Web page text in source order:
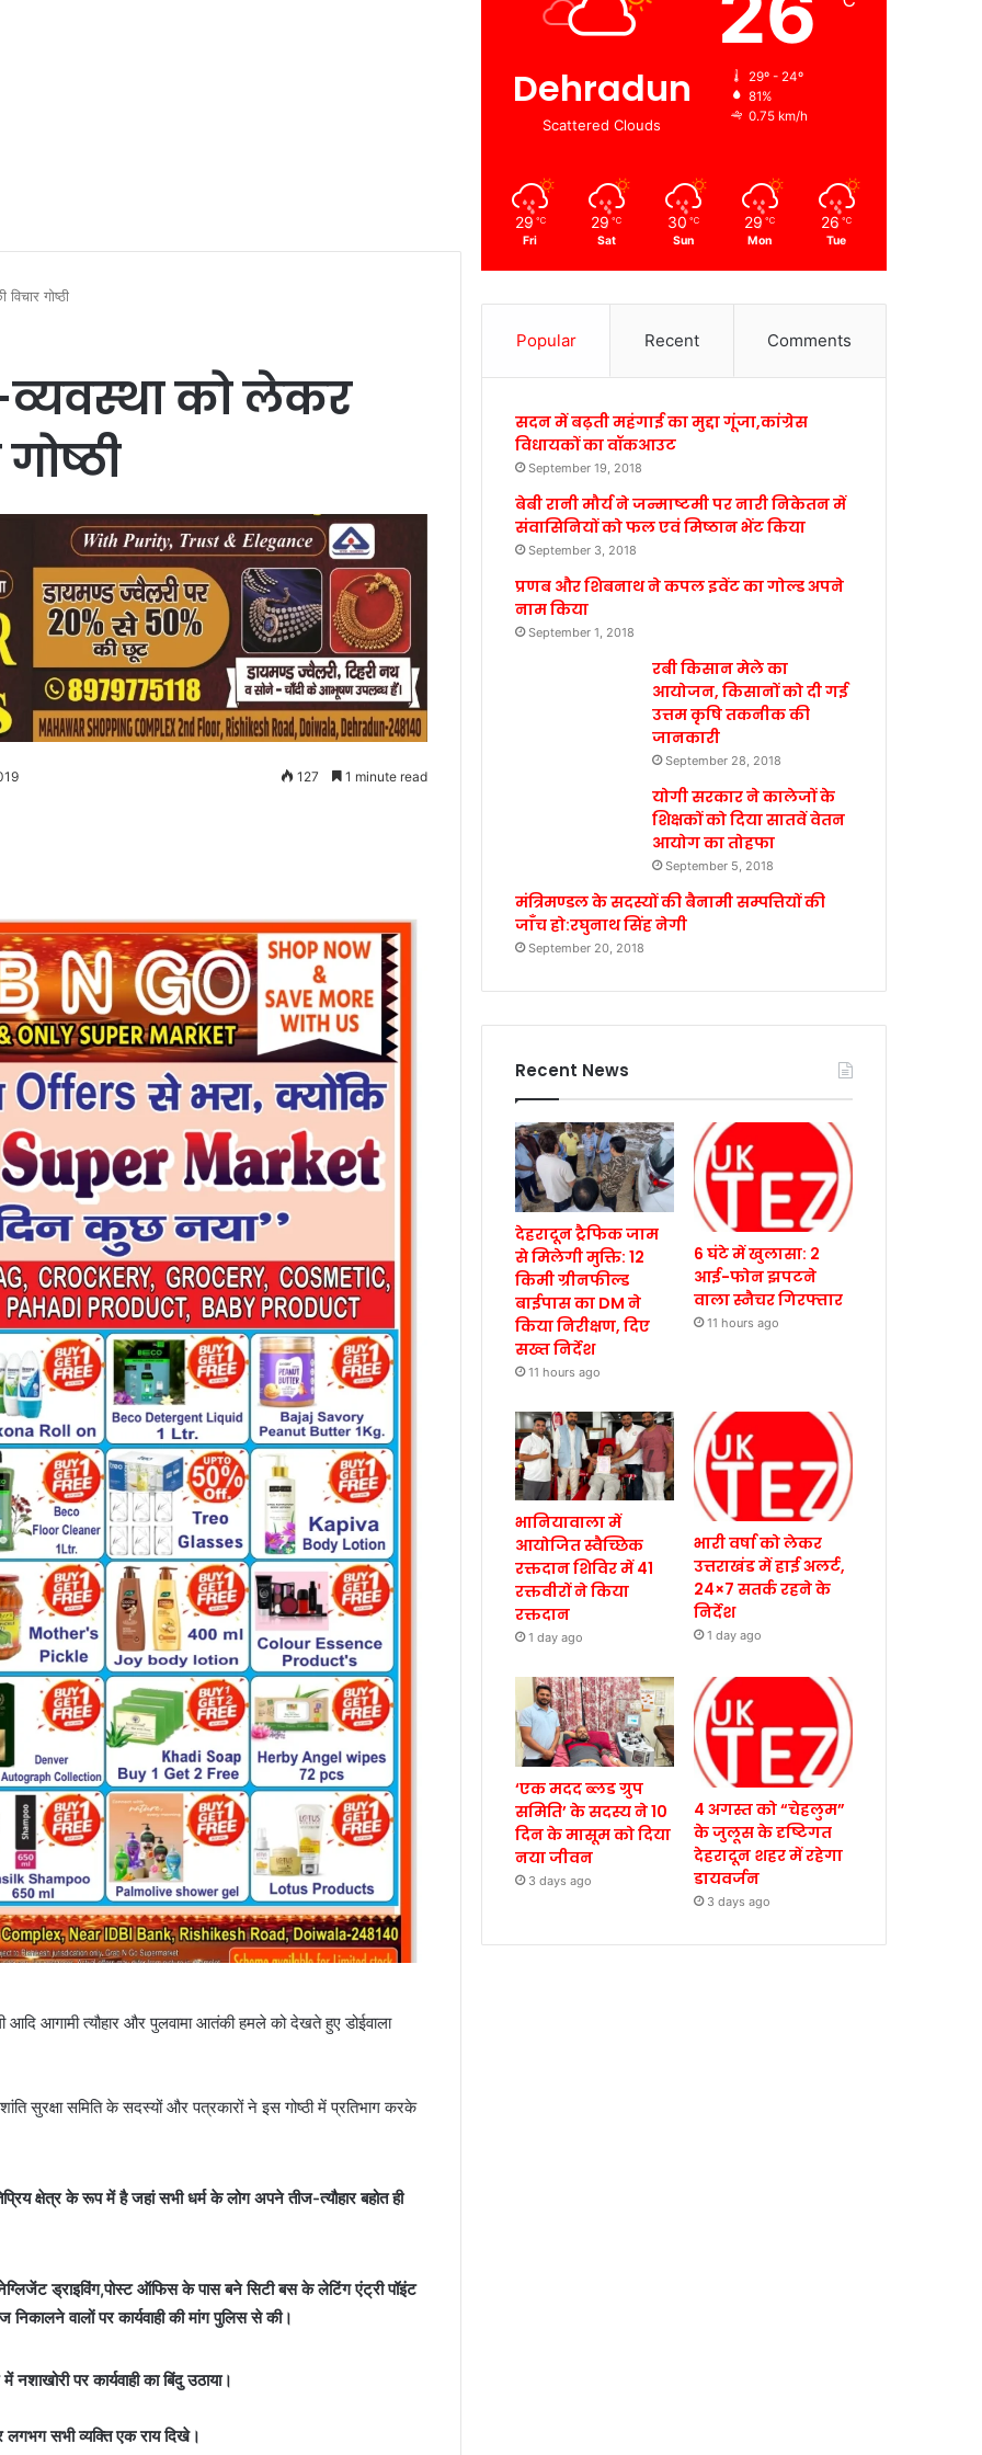
गोष्ठी
को लेकर
127 1 minute read
आगामी त्यौहार और पुलवामा आतंकी हमले को देखते हुए डोईवाला
सुरक्षा समिति के सदस्यों और पत्रकारों ने इस गोष्ठी में प्रतिभाग करके
क्षेत्र के रूप में है जहां सभी धर्म के लोग अपने तीज-त्यौहार बहोत ही
ड्राइविंग,पोस्ट ऑफिस के पास बने सिटी बस के लेटिंग एंट्री पॉइंट
वालों पर कार्यवाही की मांग पुलिस से की।
पर कार्यवाही का बिंदु उठाया।
लगभग सभी व्यक्ति एक राय दिखे।
Dehradun
Scattered Clouds
29º - 24º
81%
0.75 km/h
29 ℃
Fri
29 ℃
Sat
30 ℃
Sun
29 ℃
Mon
26 ℃
Tue
Popular Recent Comments
सदन में बढ़ती महंगाई का मुद्दा गूंजा,कांग्रेस
विधायकों का वॉकआउट
September 19, 2018
बेबी रानी मौर्य ने जन्माष्टमी पर नारी निकेतन में
संवासिनियों को फल एवं मिष्ठान भेंट किया
September 3, 2018
प्रणब और शिबनाथ ने कपल इवेंट का गोल्ड अपने
नाम किया
September 1, 2018
रबी किसान मेले का
आयोजन, किसानों को दी गई
उत्तम कृषि तकनीक की
जानकारी
September 28, 2018
योगी सरकार ने कालेजों के
शिक्षकों को दिया सातवें वेतन
आयोग का तोहफा
September 5, 2018
मंत्रिमण्डल के सदस्यों की बैनामी सम्पत्तियों की
जाँच हो:रघुनाथ सिंह नेगी
September 20, 2018
Recent News
देहरादून ट्रैफिक जाम
से मिलेगी मुक्ति: 12
किमी ग्रीनफील्ड
बाईपास का DM ने
किया निरीक्षण, दिए
सख्त निर्देश
11 hours ago
6 घंटे में खुलासा: 2
आई-फोन झपटने
वाला स्नैचर गिरफ्तार
11 hours ago
भानियावाला में
आयोजित स्वैच्छिक
रक्तदान शिविर में 41
रक्तवीरों ने किया
रक्तदान
1 day ago
भारी वर्षा को लेकर
उत्तराखंड में हाई अलर्ट,
24×7 सतर्क रहने के
निर्देश
1 day ago
‘एक मदद ब्लड ग्रुप
समिति’ के सदस्य ने 10
दिन के मासूम को दिया
नया जीवन
3 days ago
4 अगस्त को “चेहलुम”
के जुलूस के दृष्टिगत
देहरादून शहर में रहेगा
डायवर्जन
3 days ago